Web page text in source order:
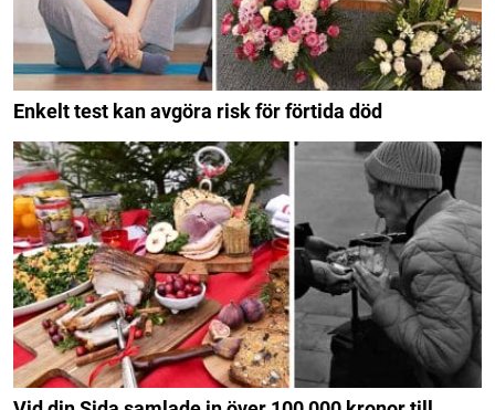
Enkelt test kan avgöra risk för förtida död